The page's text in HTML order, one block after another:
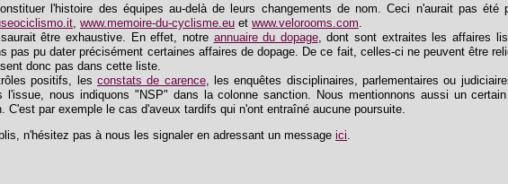
l'histoire des équipes au-delà de leurs changements de nom. Ceci n'aurait pas été
www.memoire-du-cyclisme.eu et www.velorooms.com
être exhaustive. En effet, notre annuaire du dopage, dont sont extraites les affaires
pas pu dater précisément certaines affaires de dopage. De ce fait, celles-ci ne peuvent être
donc pas dans cette liste.
positifs, les constats de carence, les enquêtes disciplinaires, parlementaires ou
l'issue, nous indiquons "NSP" dans la colonne sanction. Nous mentionnons aussi un
par exemple le cas d'aveux tardifs qui n'ont entraîné aucune poursuite.
n'hésitez pas à nous les signaler en adressant un message ici